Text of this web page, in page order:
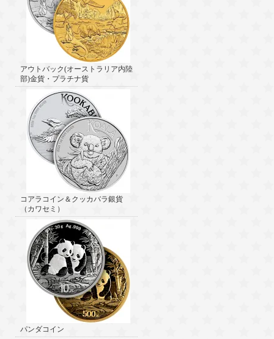
アウトバック(オーストラリア内陸
部)金貨・プラチナ貨
コアラコイン＆クッカバラ銀貨
（カワセミ）
パンダコイン